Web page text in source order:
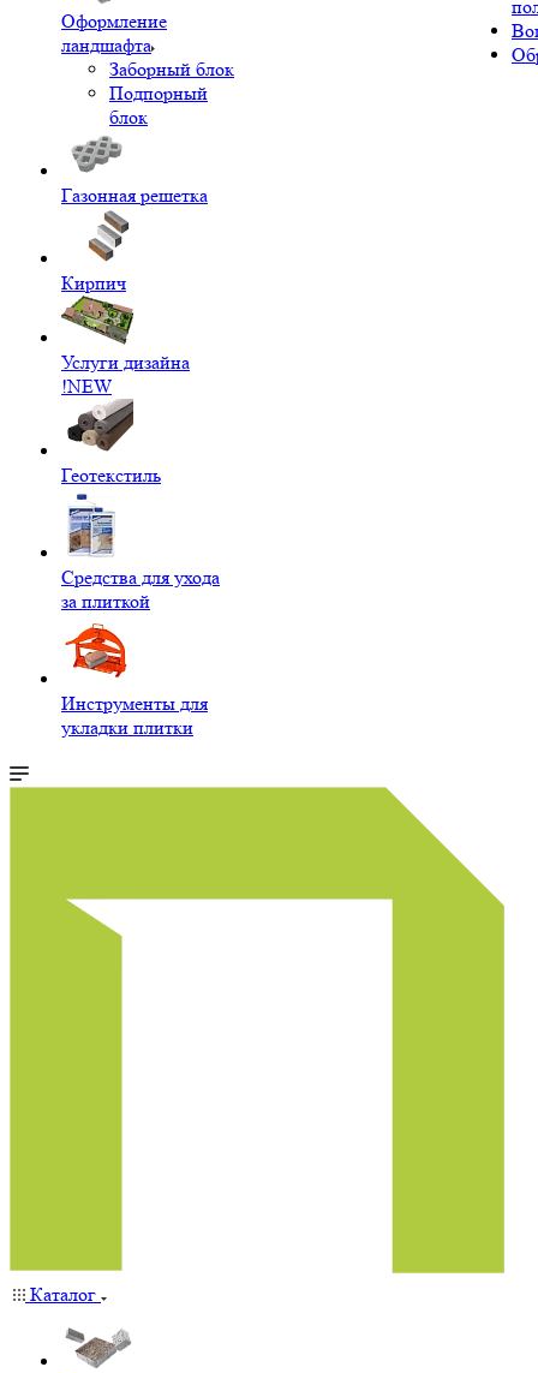
Оформление
ландшафта
Заборный блок
Подпорный
блок
Газонная решетка
Кирпич
Услуги дизайна
!NEW
Геотекстиль
Средства для ухода
за плиткой
Инструменты для
укладки плитки
Каталог